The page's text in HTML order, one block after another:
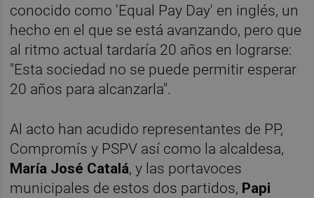
conocido como 'Equal Pay Day' en inglés, un
hecho en el que se está avanzando, pero que
al ritmo actual tardaría 20 años en lograrse:
"Esta sociedad no se puede permitir esperar
20 años para alcanzarla".
Al acto han acudido representantes de PP,
Compromís y PSPV así como la alcaldesa,
María José Catalá, y las portavoces
municipales de estos dos partidos, Papi